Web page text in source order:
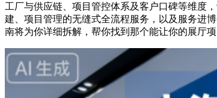
工厂与供应链、项目管控体系及客户口碑等维度
建、项目管理的无缝式全流程服务，以及服务进
南将为你详细拆解，帮你找到那个能让你的展厅